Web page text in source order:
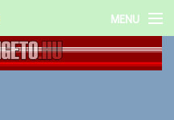
MENU